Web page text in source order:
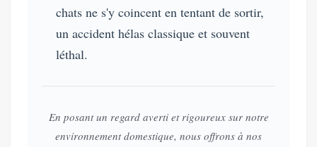
chats ne s'y coincent en tentant de sortir,
un accident hélas classique et souvent
léthal.
En posant un regard averti et rigoureux sur notre
environnement domestique, nous offrons à nos